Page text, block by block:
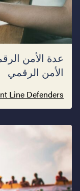
عدة الأمن
الأمن الرقمي
Line Defenders